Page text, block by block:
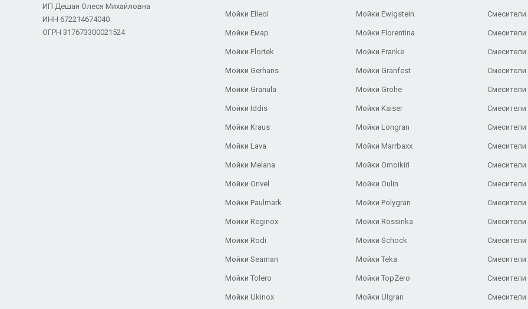
ИП Дешан Олеся Михайловна
ИНН 672214674040
ОГРН 317673300021524
Мойки Elleci Мойки Ewigstein
Мойки Емар Мойки Florentina
Мойки Flortek Мойки Franke
Мойки Gerhans Мойки Granfest
Мойки Granula Мойки Grohe
Мойки Iddis Мойки Kaiser
Мойки Kraus Мойки Longran
Мойки Lava Мойки Marrbaxx
Мойки Melana Мойки Omoikiri
Мойки Orivel Мойки Oulin
Мойки Paulmark Мойки Polygran
Мойки Reginox Мойки Rossinka
Мойки Rodi Мойки Schock
Мойки Seaman Мойки Teka
Мойки Tolero Мойки TopZero
Мойки Ukinox Мойки Ulgran
Смесители
Смесители
Смесители
Смесители
Смесители
Смесители
Смесители
Смесители
Смесители
Смесители
Смесители
Смесители
Смесители
Смесители
Смесители